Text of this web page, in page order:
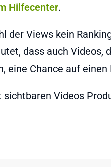
Hilfecenter.
der Views kein
dass auch Videos,
Chance auf einen
Videos